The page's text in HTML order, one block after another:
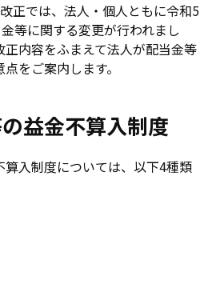
正では、法人・個人ともに令和5
等に関する変更が行われまし
正内容をふまえて法人が配当金等
をご案内します。
益金不算入制度
入制度については、以下4種類